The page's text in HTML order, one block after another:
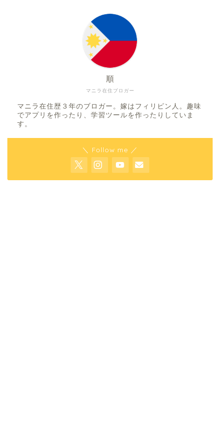
マニラ在住ブロガー
順
マニラ在住歴３年のブロガー。嫁はフィリピン人。趣味
でアプリを作ったり、学習ツールを作ったりしていま
す。
＼ Follow me ／